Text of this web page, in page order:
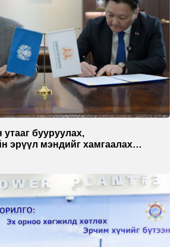
бууруулах,
эрүүл мэндийг хамгаалах
хаан баялгийн сан нэгдэл” ХХК-